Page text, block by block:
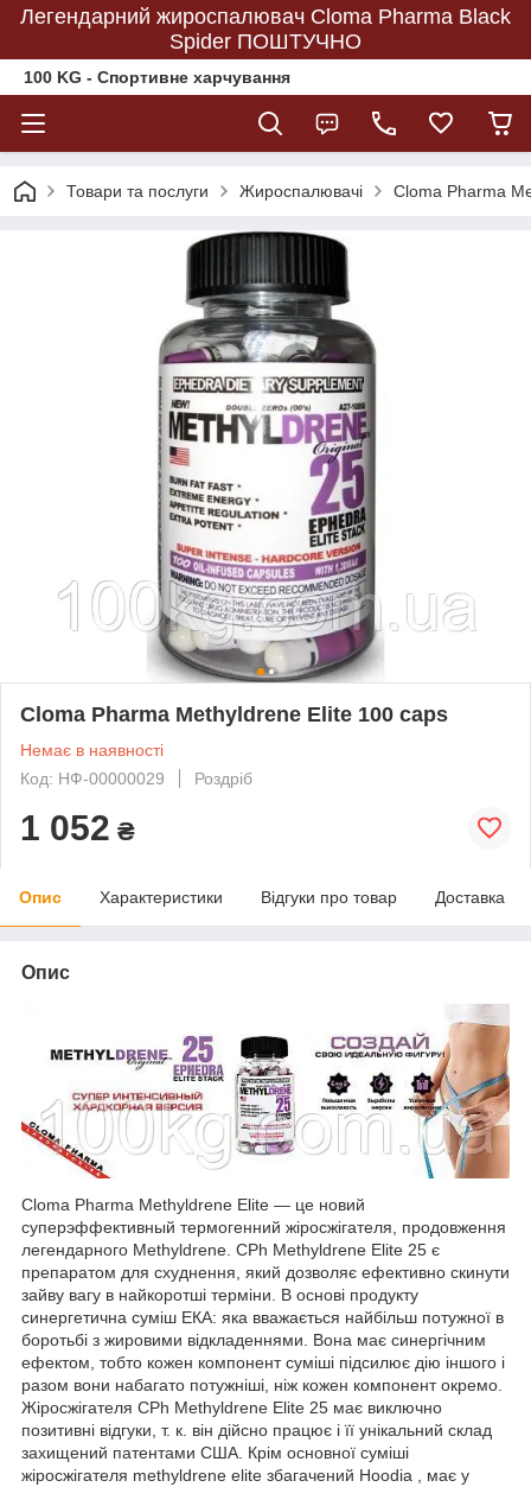
Легендарний жироспалювач Cloma Pharma Black
Spider ПОШТУЧНО
100 KG - Спортивне харчування
Товари та послуги Жироспалювачі Cloma Pharma
Cloma Pharma Methyldrene Elite 100 caps
Немає в наявності
Код: НФ-00000029
Роздріб
1 052 ₴
Опис Характеристики Відгуки про товар Доставка
Опис
Cloma Pharma Methyldrene Elite — це новий
суперэффективный термогенний жіросжігателя, продовження
легендарного Methyldrene. CPh Methyldrene Elite 25 є
препаратом для схуднення, який дозволяє ефективно скинути
зайву вагу в найкоротші терміни. В основі продукту
синергетична суміш ЕКА: яка вважається найбільш потужної в
боротьбі з жировими відкладеннями. Вона має синергічним
ефектом, тобто кожен компонент суміші підсилює дію іншого і
разом вони набагато потужніші, ніж кожен компонент окремо.
Жіросжігателя CPh Methyldrene Elite 25 має виключно
позитивні відгуки, т. к. він дійсно працює і її унікальний склад
захищений патентами США. Крім основної суміші
жіросжігателя methyldrene elite збагачений Hoodia , має у